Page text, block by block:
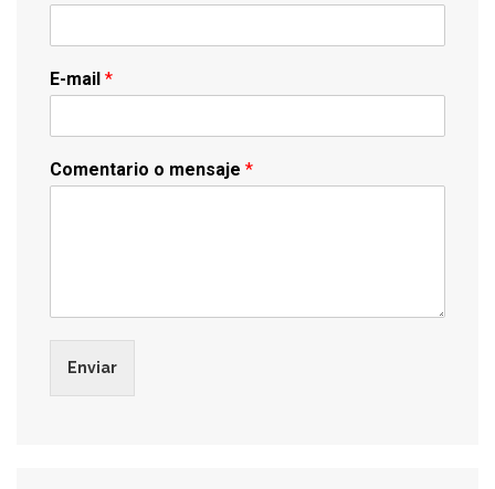
E-mail *
Comentario o mensaje *
Enviar